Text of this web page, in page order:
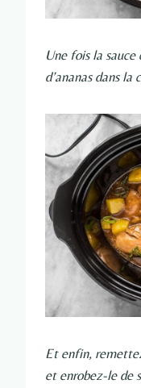
Une fois la
d’ananas dans la
Et enfin,
et enrobez-le de